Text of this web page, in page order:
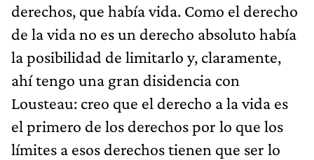
derechos, que había vida. Como el derecho
de la vida no es un derecho absoluto había
la posibilidad de limitarlo y, claramente,
ahí tengo una gran disidencia con
Lousteau: creo que el derecho a la vida es
el primero de los derechos por lo que los
límites a esos derechos tienen que ser lo